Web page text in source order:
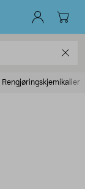
Rengjøringskjemikalier